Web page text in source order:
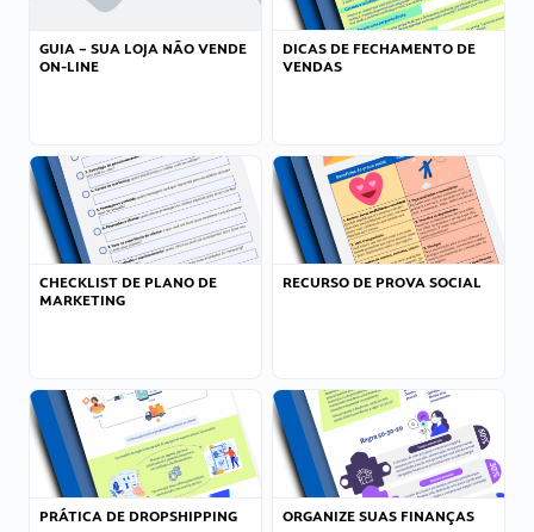
GUIA – SUA LOJA NÃO VENDE
ON-LINE
DICAS DE FECHAMENTO DE
VENDAS
CHECKLIST DE PLANO DE
MARKETING
RECURSO DE PROVA SOCIAL
PRÁTICA DE DROPSHIPPING ORGANIZE SUAS FINANÇAS